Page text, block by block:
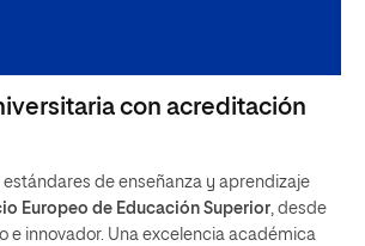
con acreditación
de enseñanza y aprendizaje
Europeo de Educación Superior, desde
e innovador. Una excelencia académica